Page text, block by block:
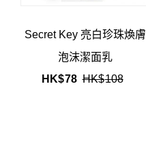
Secret Key 亮白珍珠煥膚
泡沫潔面乳
HK$78 HK$108